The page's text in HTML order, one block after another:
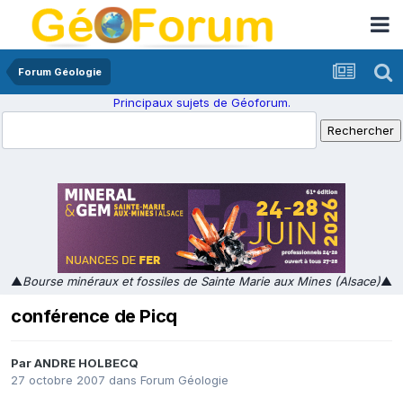
Forum Géologie
Principaux sujets de Géoforum.
▲Bourse minéraux et fossiles de Sainte Marie aux Mines (Alsace)▲
conférence de Picq
ParANDRE HOLBECQ
27 octobre 2007 dans Forum Géologie